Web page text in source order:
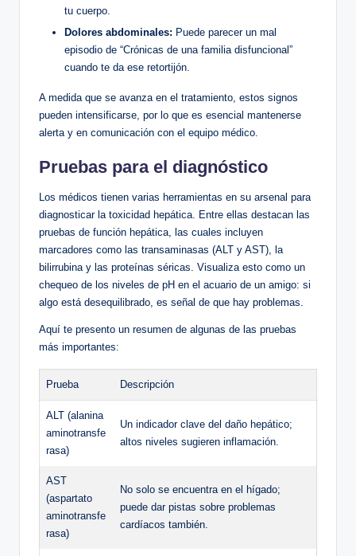
tu cuerpo.
Dolores abdominales: Puede parecer un mal
episodio de “Crónicas de una familia disfuncional”
cuando te da ese retortijón.
A medida que se avanza en el tratamiento, estos signos
pueden intensificarse, por lo que es esencial mantenerse
alerta y en comunicación con el equipo médico.
Pruebas para el diagnóstico
Los médicos tienen varias herramientas en su arsenal para
diagnosticar la toxicidad hepática. Entre ellas destacan las
pruebas de función hepática, las cuales incluyen
marcadores como las transaminasas (ALT y AST), la
bilirrubina y las proteínas séricas. Visualiza esto como un
chequeo de los niveles de pH en el acuario de un amigo: si
algo está desequilibrado, es señal de que hay problemas.
Aquí te presento un resumen de algunas de las pruebas
más importantes:
Prueba Descripción
ALT (alanina
aminotransfe
rasa)
Un indicador clave del daño hepático;
altos niveles sugieren inflamación.
AST
(aspartato
aminotransfe
rasa)
No solo se encuentra en el hígado;
puede dar pistas sobre problemas
cardíacos también.